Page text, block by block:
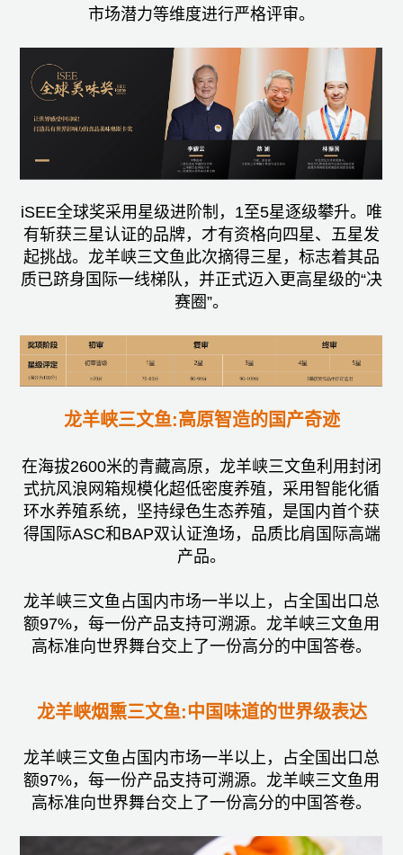
市场潜力等维度进行严格评审。
iSEE全球奖采用星级进阶制，1至5星逐级攀升。唯
有斩获三星认证的品牌，才有资格向四星、五星发
起挑战。龙羊峡三文鱼此次摘得三星，标志着其品
质已跻身国际一线梯队，并正式迈入更高星级的“决
赛圈”。
龙羊峡三文鱼:高原智造的国产奇迹
在海拔2600米的青藏高原，龙羊峡三文鱼利用封闭
式抗风浪网箱规模化超低密度养殖，采用智能化循
环水养殖系统，坚持绿色生态养殖，是国内首个获
得国际ASC和BAP双认证渔场，品质比肩国际高端
产品。
龙羊峡三文鱼占国内市场一半以上，占全国出口总
额97%，每一份产品支持可溯源。龙羊峡三文鱼用
高标准向世界舞台交上了一份高分的中国答卷。
龙羊峡烟熏三文鱼:中国味道的世界级表达
龙羊峡三文鱼占国内市场一半以上，占全国出口总
额97%，每一份产品支持可溯源。龙羊峡三文鱼用
高标准向世界舞台交上了一份高分的中国答卷。